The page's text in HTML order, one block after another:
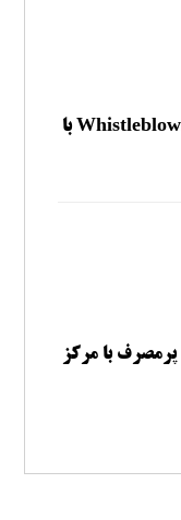
ایزو ۳۷۰۰۲ و افشاگران فساد | Whistleblowing با
پرمصرف با مرکز